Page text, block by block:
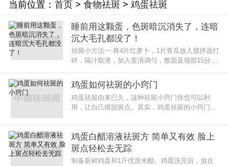
当前位置： 首页> 食物祛斑 > 鸡蛋祛斑
睡前用这颗蛋，色斑暗沉消失了，连暗
沉大毛孔都没了！
祛斑小方法一:将4片红萝卜，1片青瓜放入搅拌器打
碎，隔汁取渣，加入蛋清调匀，敷面及颈部15分钟
脸上，15分钟后洗掉。可以有
鸡蛋如何祛斑的小窍门
鸡蛋祛斑由来已久，这种祛斑小窍门你也可以利
用，让自己摆脱斑点。其实，鸡蛋祛斑的小窍门到
鲜鸡蛋一枚，洗净揩干，加入500
鸡蛋白醋溶液祛斑方 简单又有效 脸上
斑点轻松去无踪
制备新鲜鸡蛋和1斤优质米醋。鸡蛋洗完后，放在